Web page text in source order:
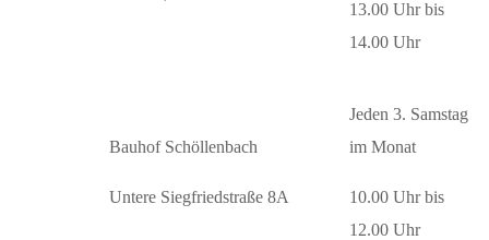
13.00 Uhr bis
14.00 Uhr
Bauhof Schöllenbach
Untere Siegfriedstraße 8A
Jeden 3. Samstag
im Monat
10.00 Uhr bis
12.00 Uhr